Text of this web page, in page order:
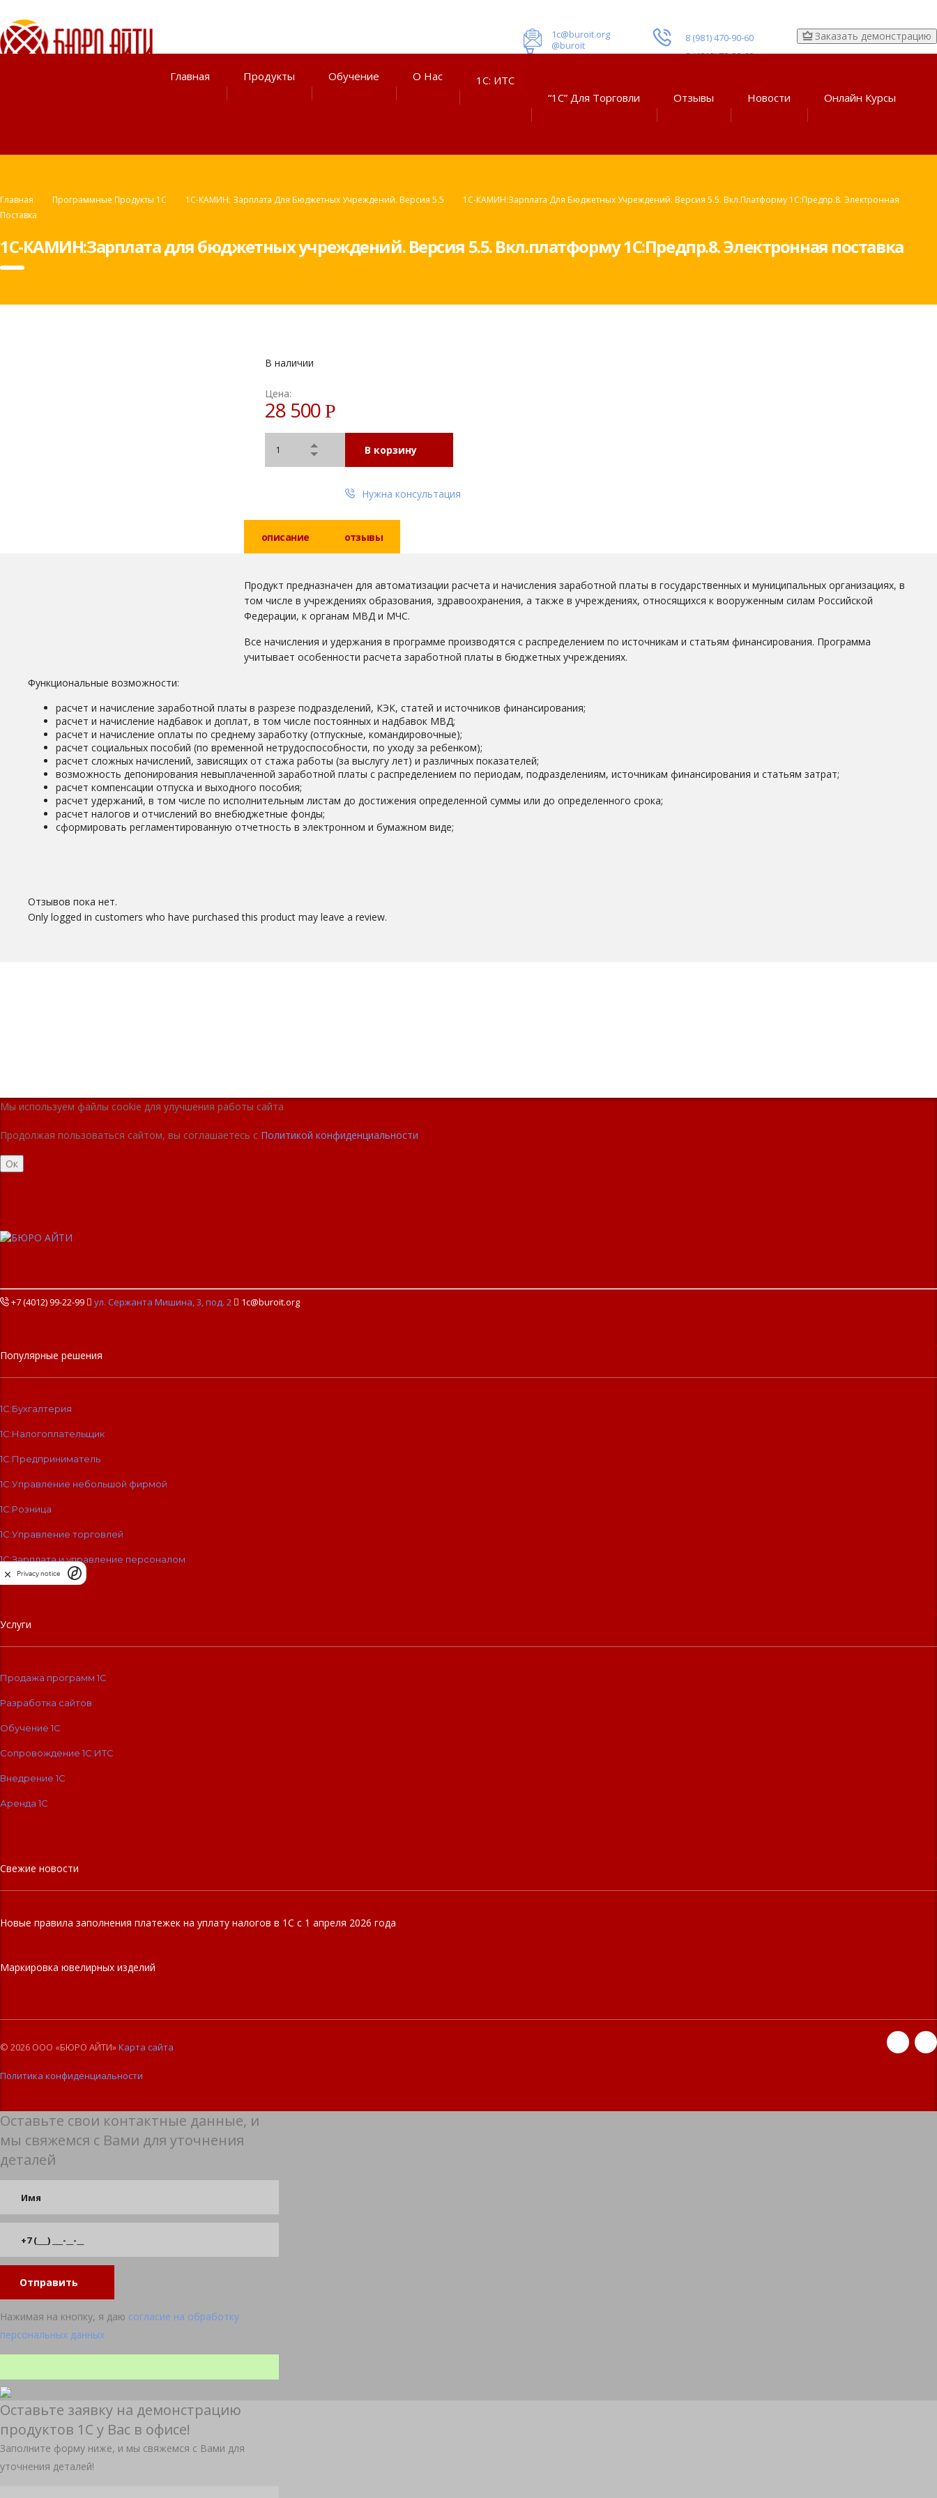
Заказать демонстрацию
8 (981) 470-90-60
8 (4012) 70-90-60
1c@buroit.org
@buroit
Главная Продукты Обучение О Нас
1С: ИТС
“1С” Для Торговли
Отзывы Новости Онлайн Курсы
Главная Программные Продукты 1С 1С-КАМИН: Зарплата Для Бюджетных Учреждений. Версия 5.5
1С-КАМИН:Зарплата Для Бюджетных Учреждений. Версия 5.5. Вкл.платформу 1С:Предпр.8. Электронная
Поставка
1С-КАМИН:Зарплата для бюджетных учреждений. Версия 5.5. Вкл.платформу 1С:Предпр.8. Электронная поставка
В наличии
Цена:
28 500Р
В корзину
Нужна консультация
описание отзывы
Продукт предназначен для автоматизации расчета и начисления заработной платы в государственных и муниципальных организациях, в
том числе в учреждениях образования, здравоохранения, а также в учреждениях, относящихся к вооруженным силам Российской
Федерации, к органам МВД и МЧС.
Все начисления и удержания в программе производятся с распределением по источникам и статьям финансирования. Программа
учитывает особенности расчета заработной платы в бюджетных учреждениях.
Функциональные возможности:
расчет и начисление заработной платы в разрезе подразделений, КЭК, статей и источников финансирования;
расчет и начисление надбавок и доплат, в том числе постоянных и надбавок МВД;
расчет и начисление оплаты по среднему заработку (отпускные, командировочные);
расчет социальных пособий (по временной нетрудоспособности, по уходу за ребенком);
расчет сложных начислений, зависящих от стажа работы (за выслугу лет) и различных показателей;
возможность депонирования невыплаченной заработной платы с распределением по периодам, подразделениям, источникам финансирования и статьям затрат;
расчет компенсации отпуска и выходного пособия;
расчет удержаний, в том числе по исполнительным листам до достижения определенной суммы или до определенного срока;
расчет налогов и отчислений во внебюджетные фонды;
сформировать регламентированную отчетность в электронном и бумажном виде;
Отзывов пока нет.
Only logged in customers who have purchased this product may leave a review.
Мы используем файлы cookie для улучшения работы сайта
Продолжая пользоваться сайтом, вы соглашаетесь с Политикой конфиденциальности
Ок
+7 (4012) 99-22-99  ул. Сержанта Мишина, 3, под. 2  1c@buroit.org
Популярные решения
1С:Бухгалтерия
1С:Налогоплательщик
1С:Предприниматель
1С:Управление небольшой фирмой
1С:Розница
1С:Управление торговлей
1С:Зарплата и управление персоналом
Услуги
Продажа программ 1С
Разработка сайтов
Обучение 1С
Сопровождение 1C:ИТС
Внедрение 1С
Аренда 1С
Свежие новости
Новые правила заполнения платежек на уплату налогов в 1С с 1 апреля 2026 года
Маркировка ювелирных изделий
© 2026 ООО «БЮРО АЙТИ»Карта сайта
Политика конфиденциальности
Оставьте свои контактные данные, и
мы свяжемся с Вами для уточнения
деталей
Отправить
Нажимая на кнопку, я даю согласие на обработку
персональных данных
Оставьте заявку на демонстрацию
продуктов 1С у Вас в офисе!
Заполните форму ниже, и мы свяжемся с Вами для
уточнения деталей!
Privacy notice